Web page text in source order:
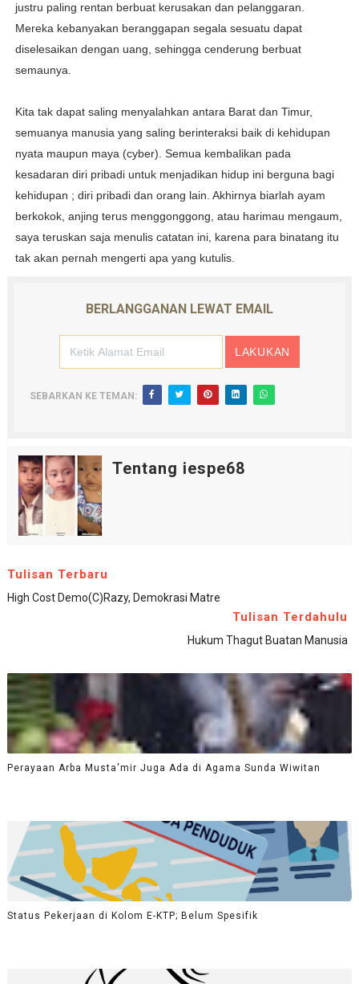
justru paling rentan berbuat kerusakan dan pelanggaran.
Mereka kebanyakan beranggapan segala sesuatu dapat
diselesaikan dengan uang, sehingga cenderung berbuat
semaunya.
Kita tak dapat saling menyalahkan antara Barat dan Timur,
semuanya manusia yang saling berinteraksi baik di kehidupan
nyata maupun maya (cyber). Semua kembalikan pada
kesadaran diri pribadi untuk menjadikan hidup ini berguna bagi
kehidupan ; diri pribadi dan orang lain. Akhirnya biarlah ayam
berkokok, anjing terus menggonggong, atau harimau mengaum,
saya teruskan saja menulis catatan ini, karena para binatang itu
tak akan pernah mengerti apa yang kutulis.
BERLANGGANAN LEWAT EMAIL
SEBARKAN KE TEMAN:
Tentang iespe68
Tulisan Terbaru
High Cost Demo(c)razy, Demokrasi Matre
Tulisan Terdahulu
Hukum Thagut Buatan Manusia
Perayaan Arba Musta'mir Juga Ada di Agama Sunda Wiwitan
Status Pekerjaan di Kolom E-KTP; Belum Spesifik